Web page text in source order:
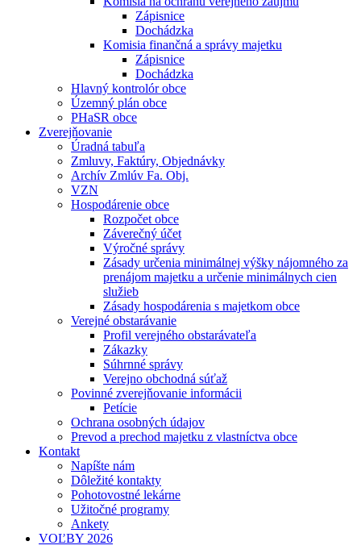
Zápisnice
Dochádzka
Komisia finančná a správy majetku
Zápisnice
Dochádzka
Hlavný kontrolór obce
Územný plán obce
PHaSR obce
Zverejňovanie
Úradná tabuľa
Zmluvy, Faktúry, Objednávky
Archív Zmlúv Fa. Obj.
VZN
Hospodárenie obce
Rozpočet obce
Záverečný účet
Výročné správy
Zásady určenia minimálnej výšky nájomného za
prenájom majetku a určenie minimálnych cien
služieb
Zásady hospodárenia s majetkom obce
Verejné obstarávanie
Profil verejného obstarávateľa
Zákazky
Súhrnné správy
Verejno obchodná súťaž
Povinné zverejňovanie informácii
Petície
Ochrana osobných údajov
Prevod a prechod majetku z vlastníctva obce
Kontakt
Napíšte nám
Dôležité kontakty
Pohotovostné lekárne
Užitočné programy
Ankety
VOĽBY 2026